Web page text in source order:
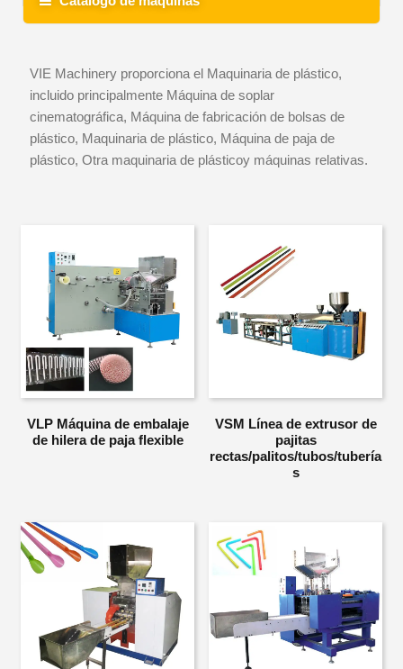
VIE Machinery proporciona el Maquinaria de plástico,
incluido principalmente Máquina de soplar
cinematográfica, Máquina de fabricación de bolsas de
plástico, Maquinaria de plástico, Máquina de paja de
plástico, Otra maquinaria de plásticoy máquinas relativas.
VLP Máquina de embalaje
de hilera de paja flexible
VSM Línea de extrusor de
pajitas
rectas/palitos/tubos/tubería
s